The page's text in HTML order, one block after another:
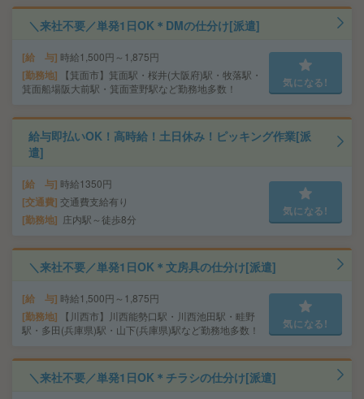
＼来社不要／単発1日OK＊DMの仕分け[派遣]
給 与 時給1,500円～1,875円
勤務地
【箕面市】箕面駅・桜井(大阪府)駅・牧落駅・
箕面船場阪大前駅・箕面萱野駅など勤務地多数！
気になる!
給与即払いOK！高時給！土日休み！ピッキング作業[派
遣]
給 与 時給1350円
交通費 交通費支給有り
勤務地 庄内駅～徒歩8分
気になる!
＼来社不要／単発1日OK＊文房具の仕分け[派遣]
給 与 時給1,500円～1,875円
勤務地
【川西市】川西能勢口駅・川西池田駅・畦野
駅・多田(兵庫県)駅・山下(兵庫県)駅など勤務地多数！
気になる!
＼来社不要／単発1日OK＊チラシの仕分け[派遣]